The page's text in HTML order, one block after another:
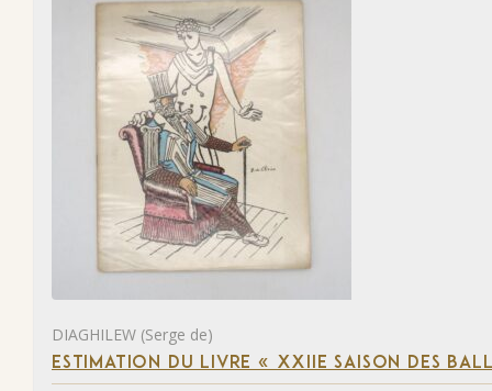
DIAGHILEW (Serge de)
ESTIMATION DU LIVRE « XXIIE SAISON DES